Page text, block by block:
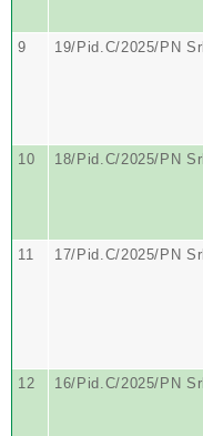
9
19/Pid.C/2025/PN Srl
10
18/Pid.C/2025/PN Srl
11
17/Pid.C/2025/PN Srl
12
16/Pid.C/2025/PN Srl